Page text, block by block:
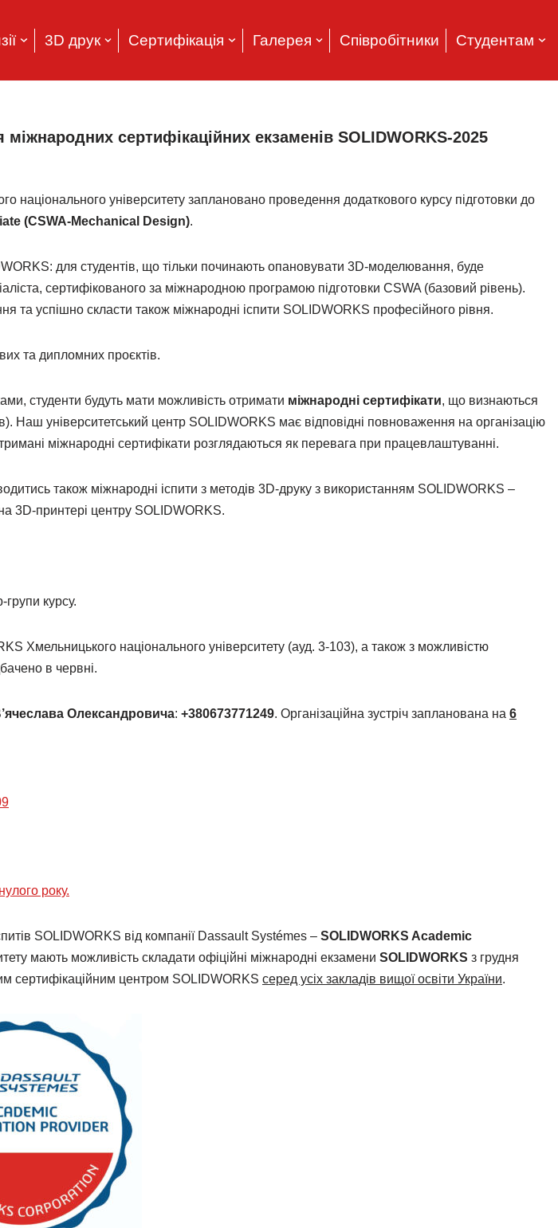
3D друк Сертифікація Галерея Співробітники Студентам
сертифікаційних екзаменів SOLIDWORKS-2025
університету заплановано проведення додаткового курсу підготовки до
(CSWA-Mechanical Design).
для студентів, що тільки починають опановувати 3D-моделювання, буде
сертифікованого за міжнародною програмою підготовки CSWA (базовий рівень).
та успішно скласти також міжнародні іспити SOLIDWORKS професійного рівня.
та дипломних проєктів.
студенти будуть мати можливість отримати міжнародні сертифікати, що визнаються
Наш університетський центр SOLIDWORKS має відповідні повноваження на організацію
міжнародні сертифікати розглядаються як перевага при працевлаштуванні.
також міжнародні іспити з методів 3D-друку з використанням SOLIDWORKS –
3D-принтері центру SOLIDWORKS.
курсу.
Хмельницького національного університету (ауд. 3-103), а також з можливістю
в червні.
Олександровича: +380673771249. Організаційна зустріч запланована на 6
року.
SOLIDWORKS від компанії Dassault Systémes – SOLIDWORKS Academic
мають можливість складати офіційні міжнародні екзамени SOLIDWORKS з грудня
сертифікаційним центром SOLIDWORKS серед усіх закладів вищої освіти України.